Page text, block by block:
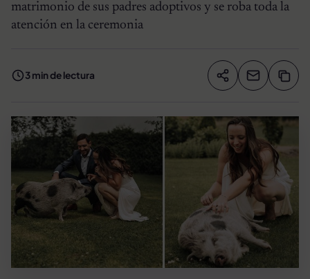
matrimonio de sus padres adoptivos y se roba toda la
atención en la ceremonia
3 min de lectura Compartir